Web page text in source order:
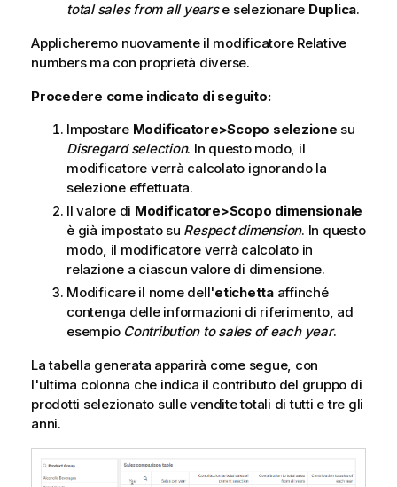
total sales from all yearse selezionare Duplica.
Applicheremo nuovamente il modificatore Relative
numbersma con proprietà diverse.
Procedere come indicato di seguito:
Impostare Modificatore>Scopo selezione su
Disregard selection. In questo modo, il
modificatore verrà calcolato ignorando la
selezione effettuata.
Il valore di Modificatore>Scopo dimensionale
è già impostato su Respect dimension. In questo
modo, il modificatore verrà calcolato in
relazione a ciascun valore di dimensione.
Modificare il nome dell'etichettaaffinché
contenga delle informazioni di riferimento, ad
esempio Contribution to sales of each year.
La tabella generata apparirà come segue, con
l'ultima colonna che indica il contributo del gruppo di
prodotti selezionato sulle vendite totali di tutti e tre gli
anni.